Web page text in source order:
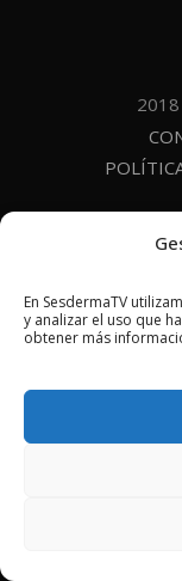
En SesdermaTV
y analizar el uso que
obtener más